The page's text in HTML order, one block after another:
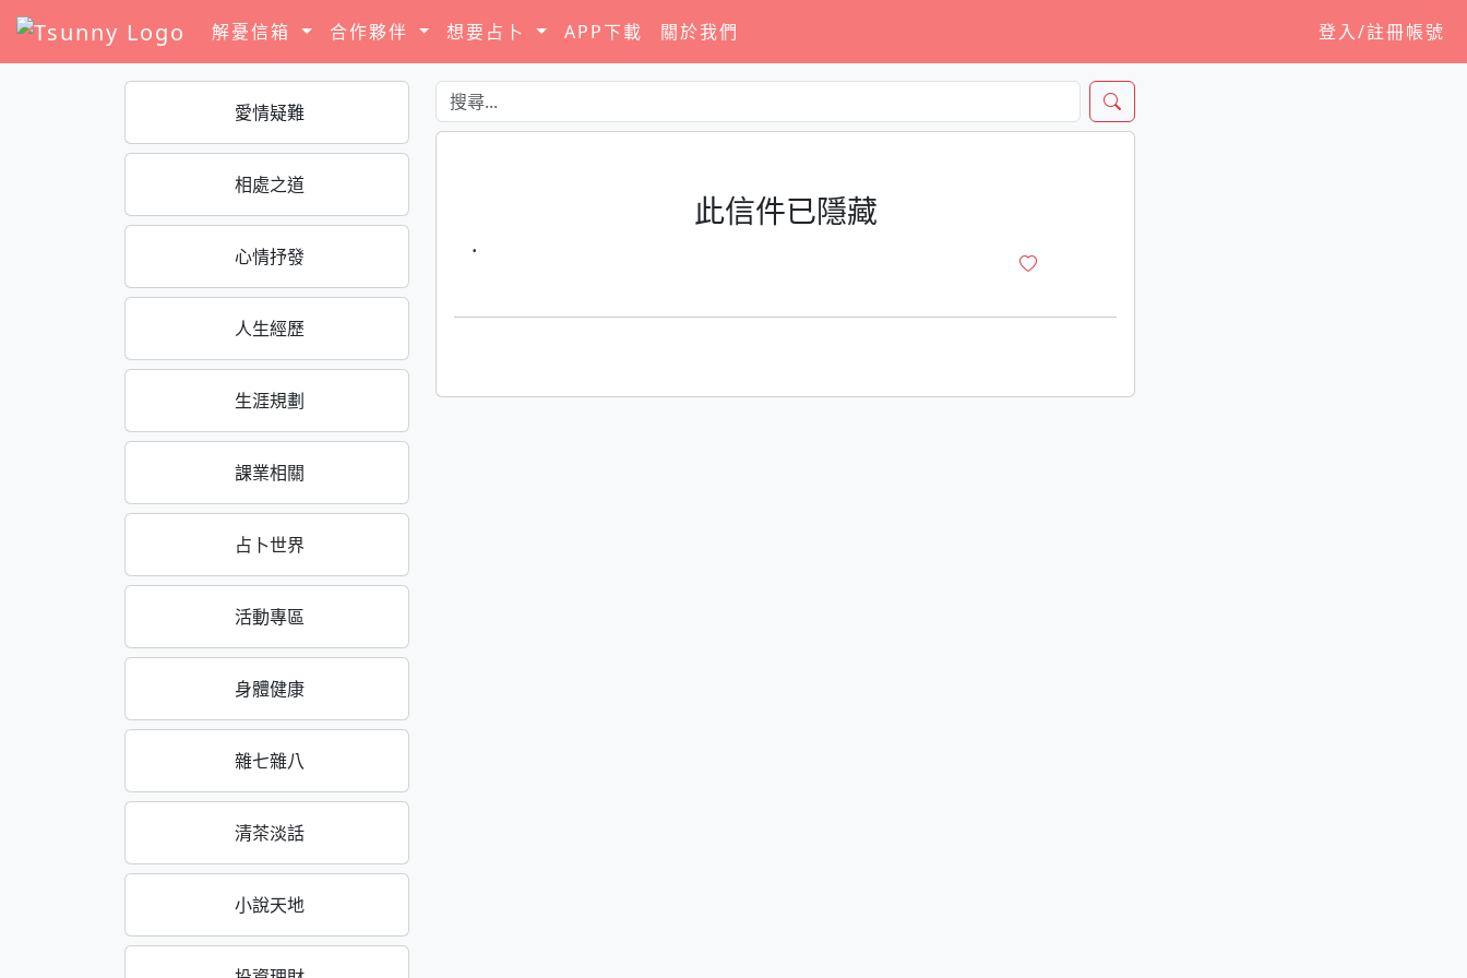
解憂信箱 合作夥伴 想要占卜 APP下載 關於我們 登入/註冊帳號
愛情疑難
相處之道
心情抒發
人生經歷
生涯規劃
課業相關
占卜世界
活動專區
身體健康
雜七雜八
清茶淡話
小說天地
此信件已隱藏
·